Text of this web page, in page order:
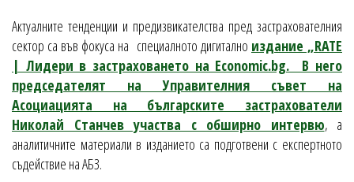
Актуалните тенденции и предизвикателства пред застрахователния
сектор са във фокуса на специалното дигитално издание „RATE
| Лидери в застраховането на Economic.bg. В него
председателят на Управителния съвет на
Асоциацията на българските застрахователи
Николай Станчев участва с обширно интервю, а
аналитичните материали в изданието са подготвени с експертното
съдействие на АБЗ.